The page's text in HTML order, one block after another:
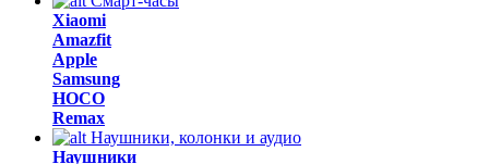
Xiaomi
Amazfit
Apple
Samsung
HOCO
Remax
Наушники, колонки и аудио
Наушники